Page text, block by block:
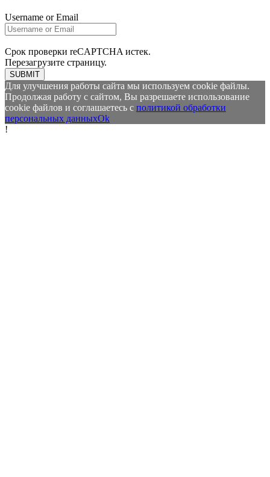
Username or Email
Срок проверки reCAPTCHA истек.
Перезагрузите страницу.
SUBMIT
Для улучшения работы сайта мы используем cookie файлы.
Продолжая работу с сайтом, Вы разрешаете использование
cookie файлов и соглашаетесь с политикой обработки
персональных данныхOk
!